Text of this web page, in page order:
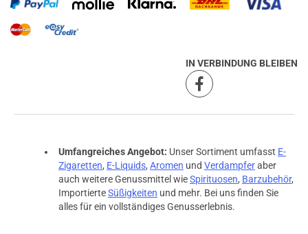
IN VERBINDUNG BLEIBEN
Umfangreiches Angebot: Unser Sortiment umfasst E-
Zigaretten, E-Liquids, Aromen und Verdampferaber
auch weitere Genussmittel wieSpirituosen, Barzubehör,
ImportierteSüßigkeiten und mehr. Bei uns finden Sie
alles für ein vollständiges Genusserlebnis.